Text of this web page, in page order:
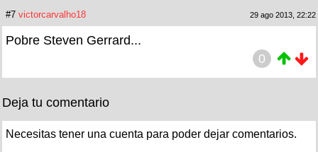
#7 victorcarvalho18 29 ago 2013, 22:22
Pobre Steven Gerrard...
0
Deja tu comentario
Necesitas tener una cuenta para poder dejar comentarios.